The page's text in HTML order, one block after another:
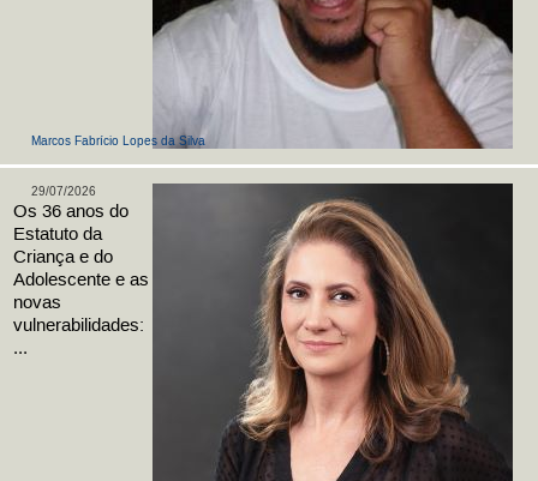
Marcos Fabrício Lopes da Silva
29/07/2026
Os 36 anos do
Estatuto da
Criança e do
Adolescente e as
novas
vulnerabilidades:
...